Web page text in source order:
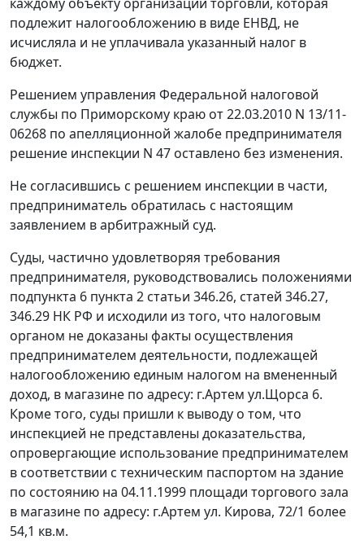
подлежит налогообложению в виде ЕНВД, не
исчисляла и не уплачивала указанный налог в
бюджет.
Решением управления Федеральной налоговой
службы по Приморскому краю от 22.03.2010 N 13/11-
06268 по апелляционной жалобе предпринимателя
решение инспекции N 47 оставлено без изменения.
Не согласившись с решением инспекции в части,
предприниматель обратилась с настоящим
заявлением в арбитражный суд.
Суды, частично удовлетворяя требования
предпринимателя, руководствовались положениями
подпункта 6 пункта 2 статьи 346.26, статей 346.27,
346.29 НК РФ и исходили из того, что налоговым
органом не доказаны факты осуществления
предпринимателем деятельности, подлежащей
налогообложению единым налогом на вмененный
доход, в магазине по адресу: г.Артем ул.Щорса 6.
Кроме того, суды пришли к выводу о том, что
инспекцией не представлены доказательства,
опровергающие использование предпринимателем
в соответствии с техническим паспортом на здание
по состоянию на 04.11.1999 площади торгового зала
в магазине по адресу: г.Артем ул. Кирова, 72/1 более
54,1 кв.м.